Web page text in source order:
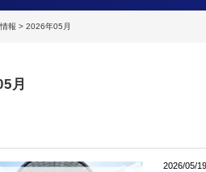
報 > 2026年05月
月
2026/05/19